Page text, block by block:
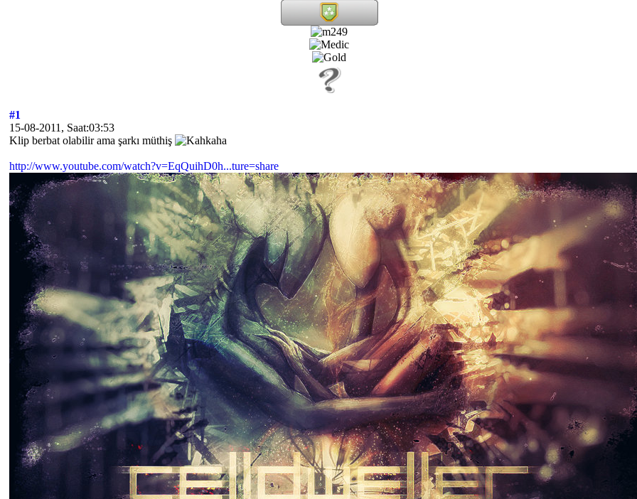
#1
15-08-2011, Saat:03:53
Klip berbat olabilir ama şarkı müthiş
http://www.youtube.com/watch?v=EqQuihD0h...ture=share